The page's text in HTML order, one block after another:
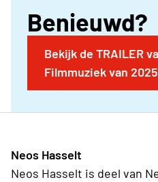
De Lijn in de provincie
Benieuwd?
Bekijk de TRAILER
Filmmuziek van
Neos Hasselt
Neos Hasselt is deel van